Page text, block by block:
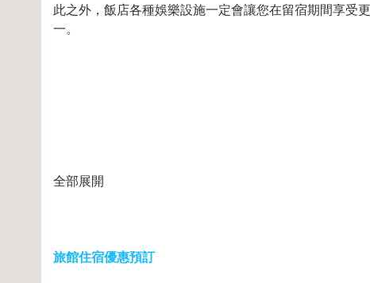
此之外，飯店各種娛樂設施一定會讓您在留宿期間享受
一。
全部展開
旅館住宿優惠預訂